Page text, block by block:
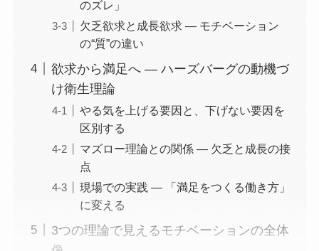
のズレ」
欠乏欲求と成長欲求 ― モチベーション
の“質”の違い
欲求から満足へ ― ハーズバーグの動機づ
け衛生理論
やる気を上げる要因と、下げない要因を
区別する
マズロー理論との関係 ― 欠乏と成長の接
点
現場での実践 ― 「満足をつくる働き方」
に変える
3つの理論で見えるモチベーションの全体